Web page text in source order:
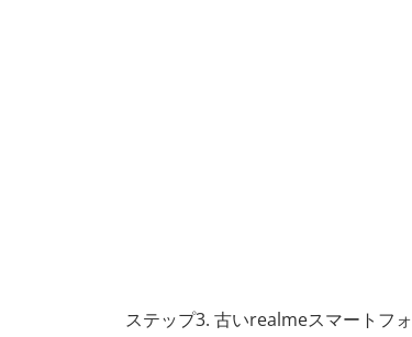
ステップ3. 古いrealmeスマートフ